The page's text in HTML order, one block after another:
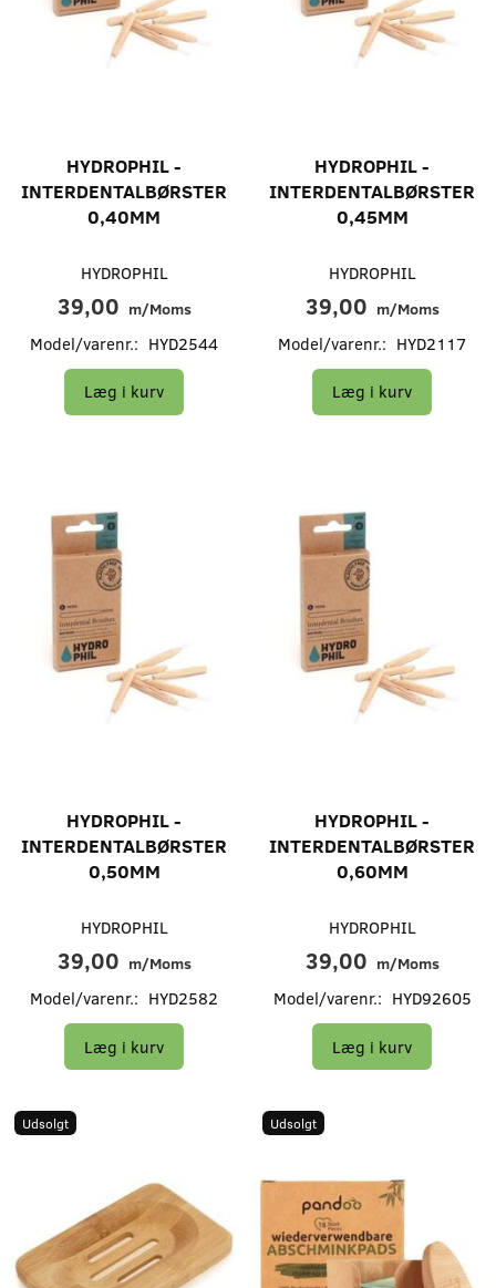
HYDROPHIL -
INTERDENTALBØRSTER
0,40MM
HYDROPHIL
39,00 m/Moms
Model/varenr.: HYD2544
Læg i kurv
HYDROPHIL -
INTERDENTALBØRSTER
0,45MM
HYDROPHIL
39,00 m/Moms
Model/varenr.: HYD2117
Læg i kurv
HYDROPHIL -
INTERDENTALBØRSTER
0,50MM
HYDROPHIL
39,00 m/Moms
Model/varenr.: HYD2582
Læg i kurv
HYDROPHIL -
INTERDENTALBØRSTER
0,60MM
HYDROPHIL
39,00 m/Moms
Model/varenr.: HYD92605
Læg i kurv
Udsolgt Udsolgt